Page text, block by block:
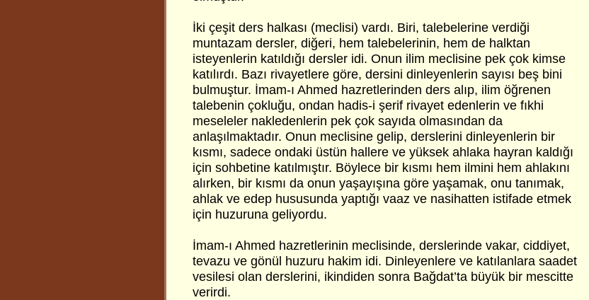
İki çeşit ders halkası (meclisi) vardı. Biri, talebelerine verdiği
muntazam dersler, diğeri, hem talebelerinin, hem de halktan
isteyenlerin katıldığı dersler idi. Onun ilim meclisine pek çok kimse
katılırdı. Bazı rivayetlere göre, dersini dinleyenlerin sayısı beş bini
bulmuştur. İmam-ı Ahmed hazretlerinden ders alıp, ilim öğrenen
talebenin çokluğu, ondan hadis-i şerif rivayet edenlerin ve fıkhi
meseleler nakledenlerin pek çok sayıda olmasından da
anlaşılmaktadır. Onun meclisine gelip, derslerini dinleyenlerin bir
kısmı, sadece ondaki üstün hallere ve yüksek ahlaka hayran kaldığı
için sohbetine katılmıştır. Böylece bir kısmı hem ilmini hem ahlakını
alırken, bir kısmı da onun yaşayışına göre yaşamak, onu tanımak,
ahlak ve edep hususunda yaptığı vaaz ve nasihatten istifade etmek
için huzuruna geliyordu.
İmam-ı Ahmed hazretlerinin meclisinde, derslerinde vakar, ciddiyet,
tevazu ve gönül huzuru hakim idi. Dinleyenlere ve katılanlara saadet
vesilesi olan derslerini, ikindiden sonra Bağdat’ta büyük bir mescitte
verirdi.